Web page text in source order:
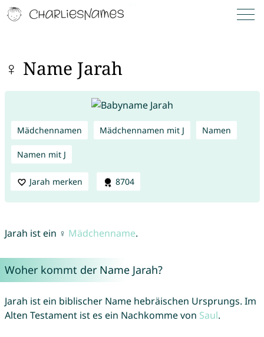
♀ Name Jarah
Mädchennamen Mädchennamen mit J Namen
Namen mit J
Jarah merken 8704
Jarah ist ein ♀ Mädchenname.
Woher kommt der Name Jarah?
Jarah ist ein biblischer Name hebräischen Ursprungs. Im
Alten Testament ist es ein Nachkomme von Saul.